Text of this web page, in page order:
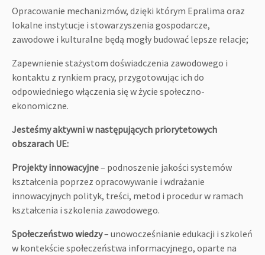
Opracowanie mechanizmów, dzięki którym Epralima oraz
lokalne instytucje i stowarzyszenia gospodarcze,
zawodowe i kulturalne będą mogły budować lepsze relacje;
Zapewnienie stażystom doświadczenia zawodowego i
kontaktu z rynkiem pracy, przygotowując ich do
odpowiedniego włączenia się w życie społeczno-
ekonomiczne.
Jesteśmy aktywni w następujących priorytetowych
obszarach UE:
Projekty innowacyjne– podnoszenie jakości systemów
kształcenia poprzez opracowywanie i wdrażanie
innowacyjnych polityk, treści, metod i procedur w ramach
kształcenia i szkolenia zawodowego.
Społeczeństwo wiedzy– unowocześnianie edukacji i szkoleń
w kontekście społeczeństwa informacyjnego, oparte na